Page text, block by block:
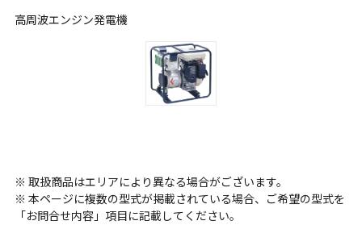
高周波エンジン発電機
※ 取扱商品はエリアにより異なる場合がございます。
※ 本ページに複数の型式が掲載されている場合、ご希望の型式を
「お問合せ内容」項目に記載してください。